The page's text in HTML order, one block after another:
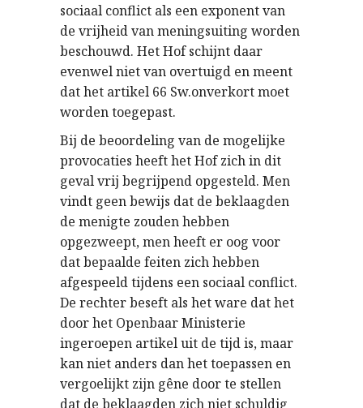
sociaal conflict als een exponent van
de vrijheid van meningsuiting worden
beschouwd. Het Hof schijnt daar
evenwel niet van overtuigd en meent
dat het artikel 66 Sw.onverkort moet
worden toegepast.
Bij de beoordeling van de mogelijke
provocaties heeft het Hof zich in dit
geval vrij begrijpend opgesteld. Men
vindt geen bewijs dat de beklaagden
de menigte zouden hebben
opgezweept, men heeft er oog voor
dat bepaalde feiten zich hebben
afgespeeld tijdens een sociaal conflict.
De rechter beseft als het ware dat het
door het Openbaar Ministerie
ingeroepen artikel uit de tijd is, maar
kan niet anders dan het toepassen en
vergoelijkt zijn gêne door te stellen
dat de beklaagden zich niet schuldig